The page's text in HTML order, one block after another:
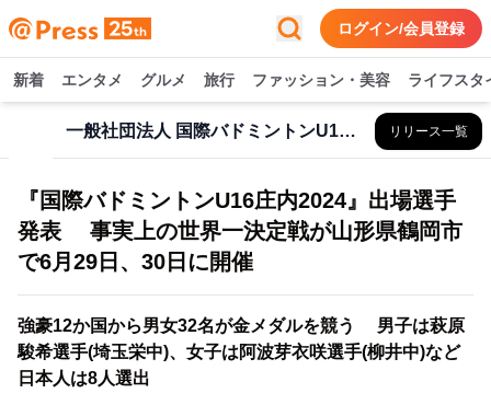
ログイン/会員登録
新着 エンタメ グルメ 旅行 ファッション・美容 ライフスタ
一般社団法人 国際バドミントンU16推進協議会 リリース一覧
『国際バドミントンU16庄内2024』出場選手
発表 事実上の世界一決定戦が山形県鶴岡市
で6月29日、30日に開催
強豪12か国から男女32名が金メダルを競う 男子は萩原
駿希選手(埼玉栄中)、女子は阿波芽衣咲選手(柳井中)など
日本人は8人選出